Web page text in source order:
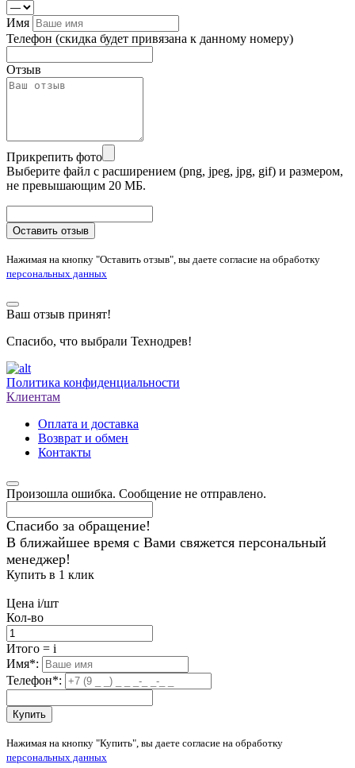
Имя
Телефон (скидка будет привязана к данному номеру)
Отзыв
Прикрепить фото
Выберите файл с расширением (png, jpeg, jpg, gif) и размером,
не превышающим 20 МБ.
Оставить отзыв
Нажимая на кнопку "Оставить отзыв", вы даете согласие на обработку
персональных данных
Ваш отзыв принят!
Спасибо, что выбрали Технодрев!
Политика конфиденциальности
Клиентам
Оплата и доставка
Возврат и обмен
Контакты
Произошла ошибка. Сообщение не отправлено.
Спасибо за обращение!
В ближайшее время с Вами свяжется персональный
менеджер!
Купить в 1 клик
Цена i/шт
Кол-во
Итого = i
Имя*:
Телефон*:
Купить
Нажимая на кнопку "Купить", вы даете согласие на обработку
персональных данных